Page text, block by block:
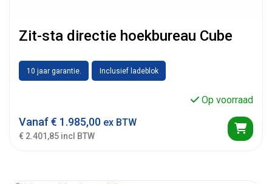
Zit-sta directie hoekbureau Cube
10 jaar garantie. Inclusief ladeblok
Op voorraad
Vanaf€ 1.985,00 ex BTW
€ 2.401,85 incl BTW